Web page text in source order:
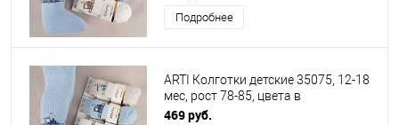
Подробнее
ARTI Колготки детские 35075, 12-18
мес, рост 78-85, цвета в
ассортименте
469 руб.